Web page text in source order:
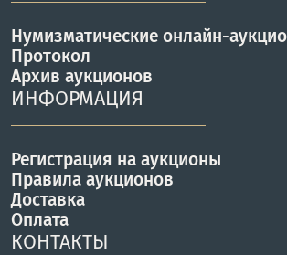
Нумизматические онлайн-
Протокол
Архив аукционов
ИНФОРМАЦИЯ
Регистрация на аукционы
Правила аукционов
Доставка
Оплата
КОНТАКТЫ